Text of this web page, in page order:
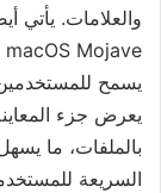
يسمح
يعرض جزء
بالملفات، ما
السريعة